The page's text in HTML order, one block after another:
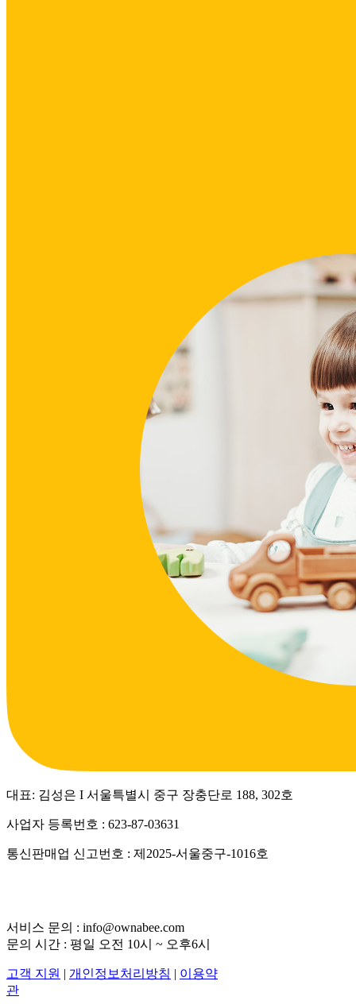
대표: 김성은 I 서울특별시 중구 장충단로 188, 302호
사업자 등록번호 : 623-87-03631
통신판매업 신고번호 : 제2025-서울중구-1016호
서비스 문의 : info@ownabee.com
문의 시간 : 평일 오전 10시 ~ 오후6시
고객 지원 | 개인정보처리방침 | 이용약
관